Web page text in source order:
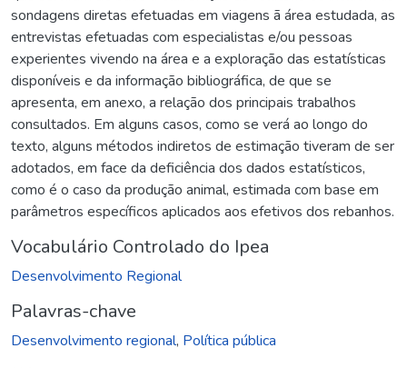
sondagens diretas efetuadas em viagens ã área estudada, as
entrevistas efetuadas com especialistas e/ou pessoas
experientes vivendo na área e a exploração das estatísticas
disponíveis e da informação bibliográfica, de que se
apresenta, em anexo, a relação dos principais trabalhos
consultados. Em alguns casos, como se verá ao longo do
texto, alguns métodos indiretos de estimação tiveram de ser
adotados, em face da deficiência dos dados estatísticos,
como é o caso da produção animal, estimada com base em
parâmetros específicos aplicados aos efetivos dos rebanhos.
Vocabulário Controlado do Ipea
Desenvolvimento Regional
Palavras-chave
Desenvolvimento regional, Política pública